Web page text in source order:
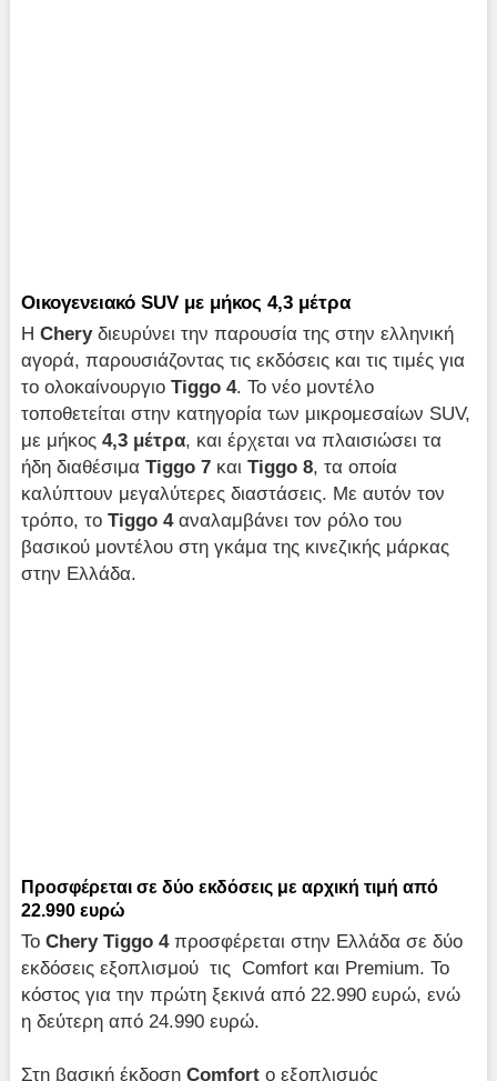
Οικογενειακό SUV με μήκος 4,3 μέτρα
ΗCheryδιευρύνει την παρουσία της στην ελληνική
αγορά, παρουσιάζοντας τις εκδόσεις και τις τιμές για
το ολοκαίνουργιοTiggo 4. Το νέο μοντέλο
τοποθετείται στην κατηγορία των μικρομεσαίων SUV,
με μήκος4,3 μέτρα, και έρχεται να πλαισιώσει τα
ήδη διαθέσιμαTiggo 7 καιTiggo 8, τα οποία
καλύπτουν μεγαλύτερες διαστάσεις. Με αυτόν τον
τρόπο, τοTiggo 4αναλαμβάνει τον ρόλο του
βασικού μοντέλου στη γκάμα της κινεζικής μάρκας
στην Ελλάδα.
Προσφέρεται σε δύο εκδόσεις με αρχική τιμή από
22.990 ευρώ
ΤοChery Tiggo 4προσφέρεται στην Ελλάδα σε δύο
εκδόσεις εξοπλισμού τις Comfort και Premium. Το
κόστος για την πρώτη ξεκινά από 22.990 ευρώ, ενώ
η δεύτερη από 24.990 ευρώ.
Στη βασική έκδοσηComfortο εξοπλισμός